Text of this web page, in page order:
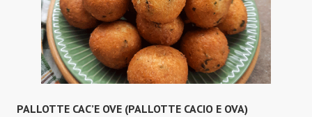
PALLOTTE CAC’E OVE (PALLOTTE CACIO E OVA)